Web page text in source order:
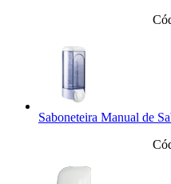
Saboneteira Manual de